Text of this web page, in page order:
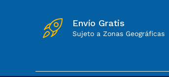
Envío Gratis
Sujeto a Zonas Geográficas